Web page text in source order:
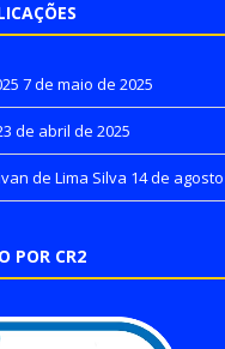
7 de maio de 2025
de abril de 2025
de Lima Silva 14 de
POR CR2